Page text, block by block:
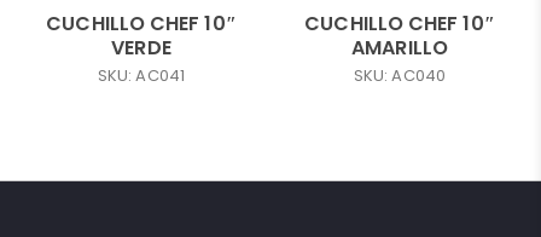
CUCHILLO CHEF 10″
VERDE
SKU: AC041
CUCHILLO CHEF 10″
AMARILLO
SKU: AC040